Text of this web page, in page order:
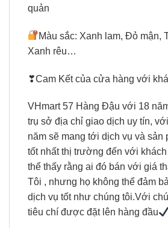
quản
Màu sắc: Xanh lam, Đỏ mận,
Xanh rêu…
❣Cam Kết của cửa hàng với
VHmart 57 Hàng Đậu với 18
trụ sở địa chỉ giao dịch uy tín,
năm sẽ mang tới dịch vụ và sản
tốt nhất thị trường đến với
thể thấy rằng ai đó bán với giá
Tôi , nhưng họ không thể đảm
dịch vụ tốt như chúng tôi.Với
tiêu chí được đặt lên hàng đầu